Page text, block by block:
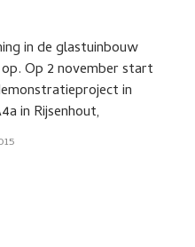
in de glastuinbouw
Op 2 november start
in
in Rijsenhout,